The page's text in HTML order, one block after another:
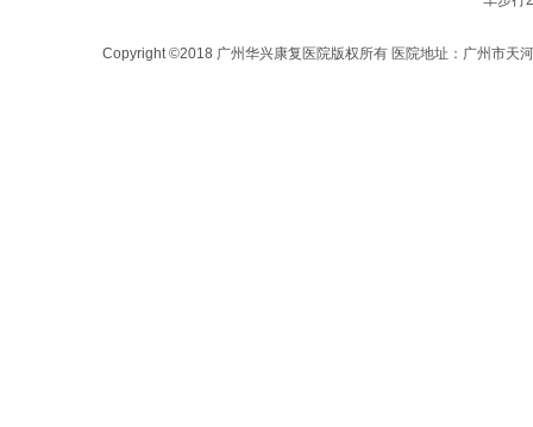
Copyright ©2018 广州华兴康复医院版权所有 医院地址：广州市天